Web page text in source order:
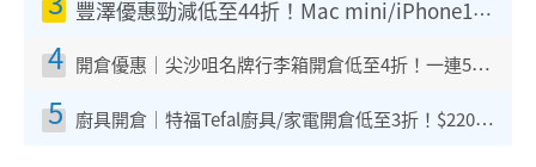
豐澤優惠勁減低至44折！Mac mini/iPhone17Pro大減價！廚房家電$220起
4 開倉優惠｜尖沙咀名牌行李箱開倉低至4折！一連5日 American Tourister/ace./Hallmark $200起！
5 廚具開倉｜特福Tefal廚具/家電開倉低至3折！$220起買平底鍋/炒鑊/湯煲！電飯煲/吸塵機/燙斗$418起